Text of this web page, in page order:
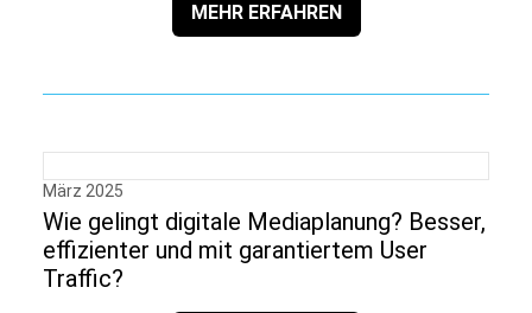
MEHR ERFAHREN
März 2025
Wie gelingt digitale Mediaplanung? Besser,
effizienter und mit garantiertem User
Traffic?